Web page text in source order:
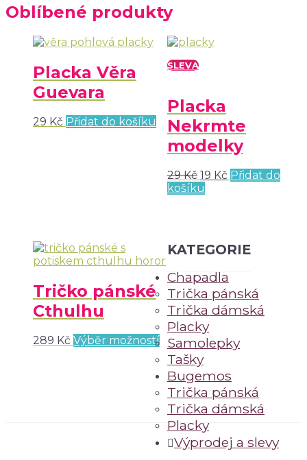
Oblíbené produkty
Placka Věra
Guevara
29 Kč Přidat do košíku
SLEVA
Placka
Nekrmte
modelky
29Kč 19 Kč Přidat do
košíku
Tričko pánské
Cthulhu
289 Kč Výběr možností
KATEGORIE
Chapadla
Trička pánská
Trička dámská
Placky
Samolepky
Tašky
Bugemos
Trička pánská
Trička dámská
Placky
Výprodej a slevy